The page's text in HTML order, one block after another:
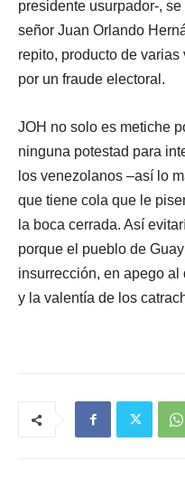
presidente usurpador-,
señor Juan Orlando
repito, producto de
por un fraude electoral.
JOH no solo es metiche
ninguna potestad para
los venezolanos –así lo
que tiene cola que le
la boca cerrada. Así
porque el pueblo de
insurrección, en apego
y la valentía de los